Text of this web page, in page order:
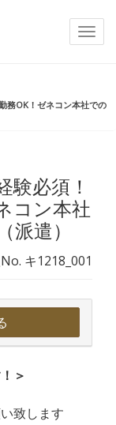
務OK！ゼネコン本社での
験必須！
コン本社
遣）
キ1218_001
＞
致します